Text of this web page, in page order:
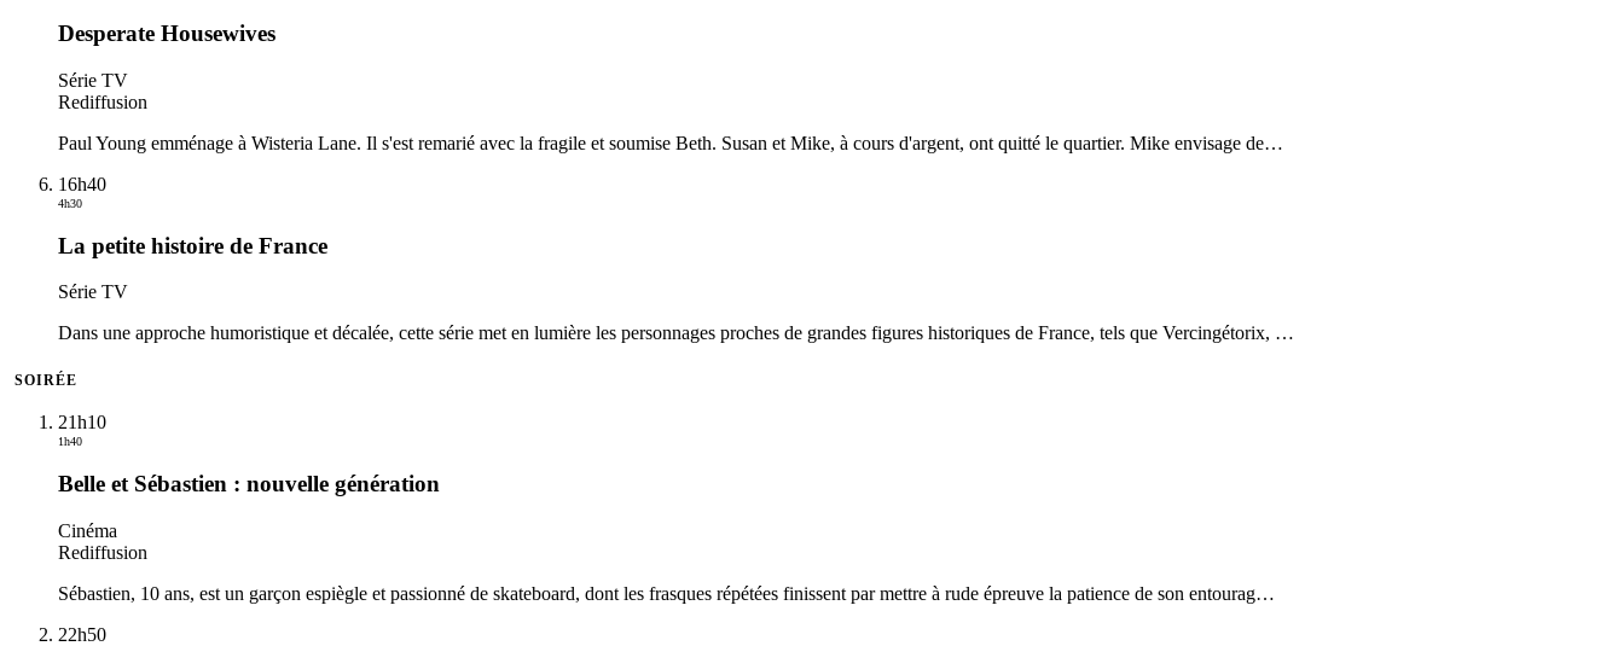
Desperate Housewives
Série TV
Rediffusion
Paul Young emménage à Wisteria Lane. Il s'est remarié avec la fragile et soumise Beth. Susan et Mike, à cours d'argent, ont quitté le quartier. Mike envisage de…
16h40
4h30
La petite histoire de France
Série TV
Dans une approche humoristique et décalée, cette série met en lumière les personnages proches de grandes figures historiques de France, tels que Vercingétorix, …
SOIRÉE
21h10
1h40
Belle et Sébastien : nouvelle génération
Cinéma
Rediffusion
Sébastien, 10 ans, est un garçon espiègle et passionné de skateboard, dont les frasques répétées finissent par mettre à rude épreuve la patience de son entourag…
22h50